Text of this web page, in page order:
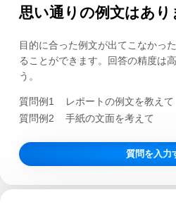
思い通りの例文はあり
目的に合った例文が出てこなかっ
ることができます。回答の精度は
う。
質問例1
レポートの例文を教えて
質問例2
手紙の文面を考えて
質問を入力